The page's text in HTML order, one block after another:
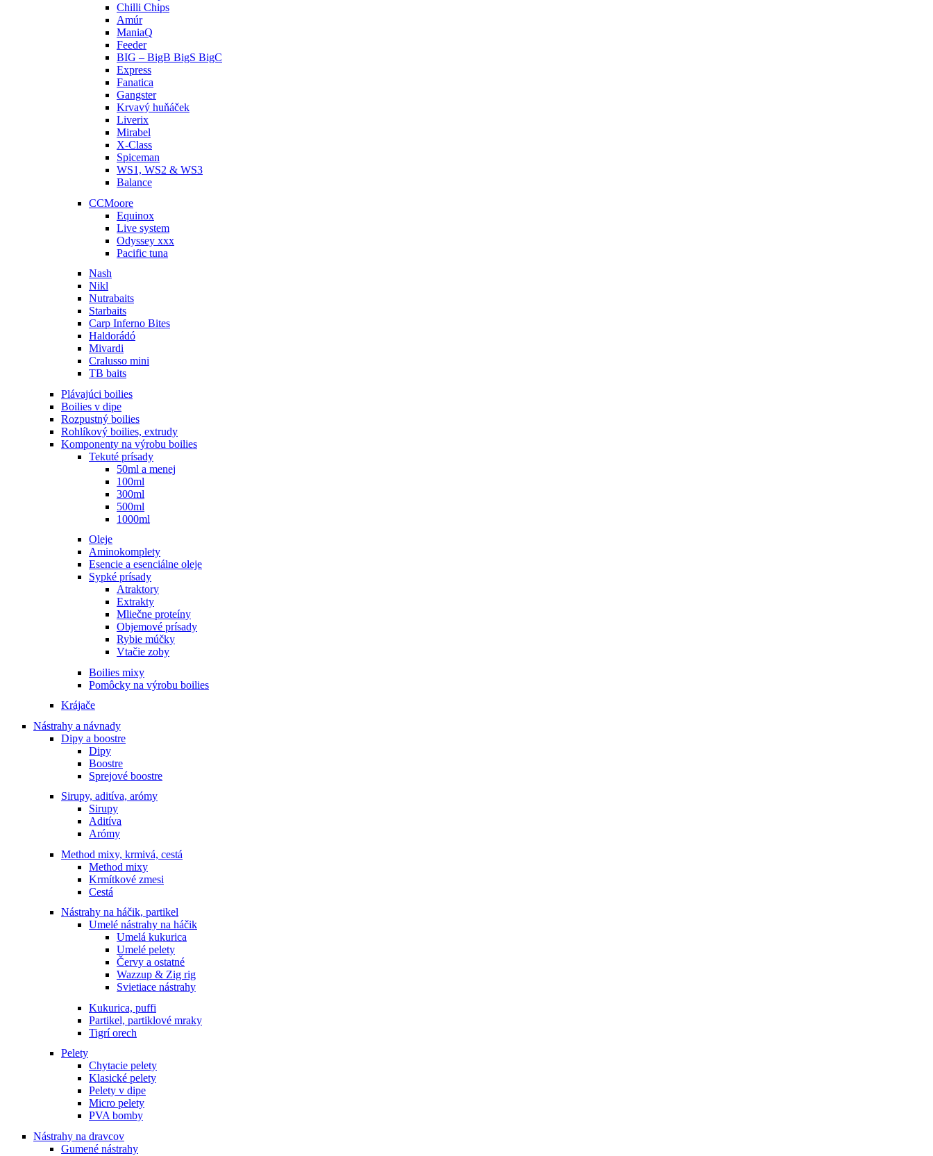
Chilli Chips
Amúr
ManiaQ
Feeder
BIG – BigB BigS BigC
Express
Fanatica
Gangster
Krvavý huňáček
Liverix
Mirabel
X-Class
Spiceman
WS1, WS2 & WS3
Balance
CCMoore
Equinox
Live system
Odyssey xxx
Pacific tuna
Nash
Nikl
Nutrabaits
Starbaits
Carp Inferno Bites
Haldorádó
Mivardi
Cralusso mini
TB baits
Plávajúci boilies
Boilies v dipe
Rozpustný boilies
Rohlíkový boilies, extrudy
Komponenty na výrobu boilies
Tekuté prísady
50ml a menej
100ml
300ml
500ml
1000ml
Oleje
Aminokomplety
Esencie a esenciálne oleje
Sypké prísady
Atraktory
Extrakty
Mliečne proteíny
Objemové prísady
Rybie múčky
Vtačie zoby
Boilies mixy
Pomôcky na výrobu boilies
Krájače
Nástrahy a návnady
Dipy a boostre
Dipy
Boostre
Sprejové boostre
Sirupy, aditíva, arómy
Sirupy
Aditíva
Arómy
Method mixy, krmivá, cestá
Method mixy
Krmítkové zmesi
Cestá
Nástrahy na háčik, partikel
Umelé nástrahy na háčik
Umelá kukurica
Umelé pelety
Červy a ostatné
Wazzup & Zig rig
Svietiace nástrahy
Kukurica, puffi
Partikel, partiklové mraky
Tigrí orech
Pelety
Chytacie pelety
Klasické pelety
Pelety v dipe
Micro pelety
PVA bomby
Nástrahy na dravcov
Gumené nástrahy